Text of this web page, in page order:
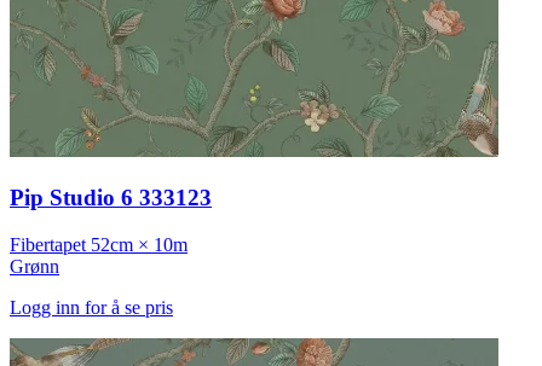
Pip Studio 6 333123
Fibertapet 52cm × 10m
Grønn
Logg inn for å se pris